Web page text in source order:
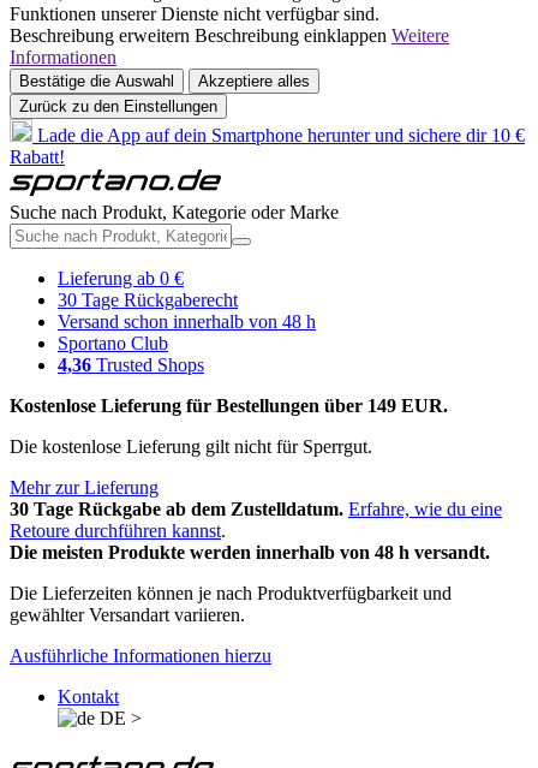
Funktionen unserer Dienste nicht verfügbar sind.
Beschreibung erweitern Beschreibung einklappen Weitere
Informationen
Bestätige die Auswahl
Akzeptiere alles
Zurück zu den Einstellungen
Lade die App auf dein Smartphone herunter und sichere dir 10 €
Rabatt!
Suche nach Produkt, Kategorie oder Marke
Lieferung ab 0 €
30 Tage Rückgaberecht
Versand schon innerhalb von 48 h
Sportano Club
4,36 Trusted Shops
Kostenlose Lieferung für Bestellungen über 149 EUR.
Die kostenlose Lieferung gilt nicht für Sperrgut.
Mehr zur Lieferung
30 Tage Rückgabe ab dem Zustelldatum. Erfahre, wie du eine
Retoure durchführen kannst.
Die meisten Produkte werden innerhalb von 48 h versandt.
Die Lieferzeiten können je nach Produktverfügbarkeit und
gewählter Versandart variieren.
Ausführliche Informationen hierzu
Kontakt
DE >